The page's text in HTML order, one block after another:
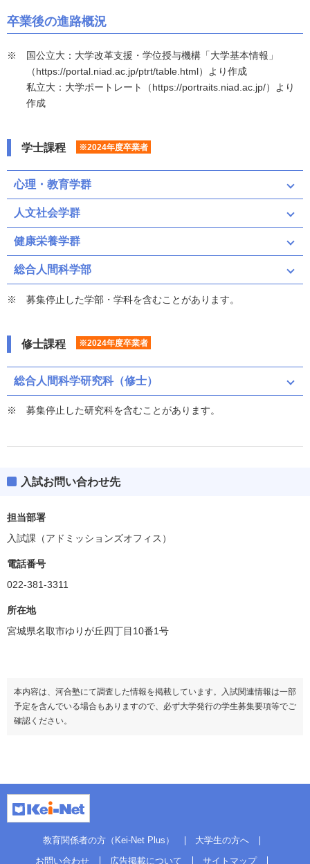
卒業後の進路概況
国公立大：大学改革支援・学位授与機構「大学基本情報」
（https://portal.niad.ac.jp/ptrt/table.html）より作成
私立大：大学ポートレート（https://portraits.niad.ac.jp/）より
作成
学士課程 ※2024年度卒業者
心理・教育学群
人文社会学群
健康栄養学群
総合人間科学部
募集停止した学部・学科を含むことがあります。
修士課程 ※2024年度卒業者
総合人間科学研究科（修士）
募集停止した研究科を含むことがあります。
入試お問い合わせ先
担当部署
入試課（アドミッションズオフィス）
電話番号
022-381-3311
所在地
宮城県名取市ゆりが丘四丁目10番1号
本内容は、河合塾にて調査した情報を掲載しています。入試関連情報は一部
予定を含んでいる場合もありますので、必ず大学発行の学生募集要項等でご
確認ください。
教育関係者の方（Kei-Net Plus）
大学生の方へ
お問い合わせ
広告掲載について サイトマップ